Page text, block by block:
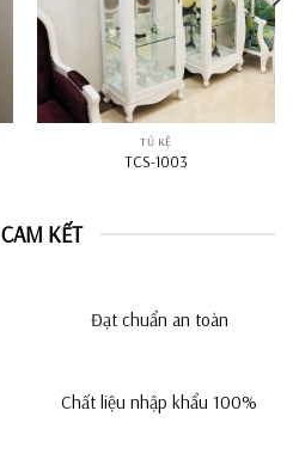
TỦ KỆ
TCS-1003
CAM KẾT
Đạt chuẩn an toàn
Chất liệu nhập khẩu 100%